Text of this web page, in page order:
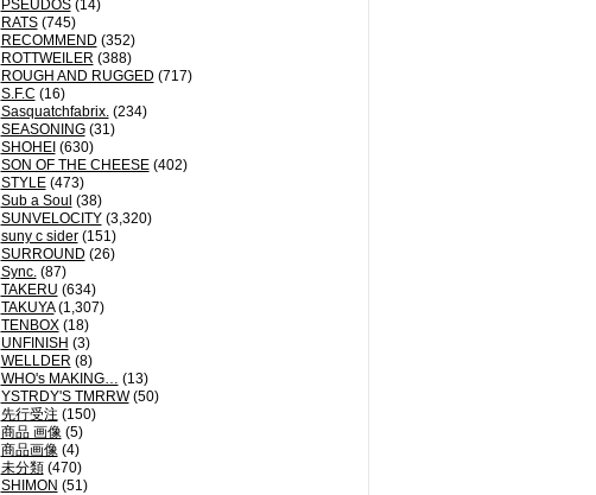
PSEUDOS(14)
RATS(745)
RECOMMEND (352)
ROTTWEILER (388)
ROUGH AND RUGGED (717)
S.F.C (16)
Sasquatchfabrix.(234)
SEASONING(31)
SHOHEI (630)
SON OF THE CHEESE(402)
STYLE(473)
Sub a Soul (38)
SUNVELOCITY(3,320)
suny c sider(151)
SURROUND (26)
Sync.(87)
TAKERU (634)
TAKUYA(1,307)
TENBOX(18)
UNFINISH (3)
WELLDER (8)
WHO's MAKING… (13)
YSTRDY'S TMRRW(50)
先行受注 (150)
商品 画像(5)
商品画像(4)
未分類(470)
SHIMON (51)